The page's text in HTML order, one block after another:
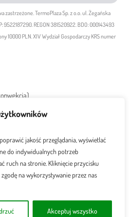
jakość przeglądania, wyświetlać
do indywidualnych potrzeb
ruch na stronie. Kliknięcie przycisku
zgodę na wykorzystywanie przez nas
Akceptuj wszystko
zastrzeżone. TermoPlaza Sp. z o.o. ul. Żegańska
9522187290. REGON 381520922. BDO: 000143493
10000 PLN. XIV Wydział Gospodarczy KRS numer